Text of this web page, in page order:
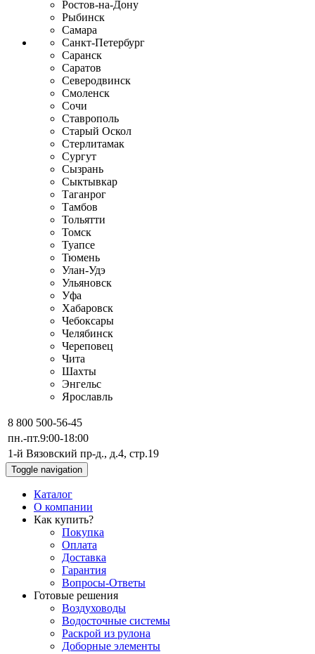
Ростов-на-Дону
Рыбинск
Самара
Санкт-Петербург
Саранск
Саратов
Северодвинск
Смоленск
Сочи
Ставрополь
Старый Оскол
Стерлитамак
Сургут
Сызрань
Сыктывкар
Таганрог
Тамбов
Тольятти
Томск
Туапсе
Тюмень
Улан-Удэ
Ульяновск
Уфа
Хабаровск
Чебоксары
Челябинск
Череповец
Чита
Шахты
Энгельс
Ярославль
8 800 500-56-45
пн.-пт.9:00-18:00
1-й Вязовский пр-д., д.4, стр.19
Toggle navigation
Каталог
О компании
Как купить?
Покупка
Оплата
Доставка
Гарантия
Вопросы-Ответы
Готовые решения
Воздуховоды
Водосточные системы
Раскрой из рулона
Доборные элементы